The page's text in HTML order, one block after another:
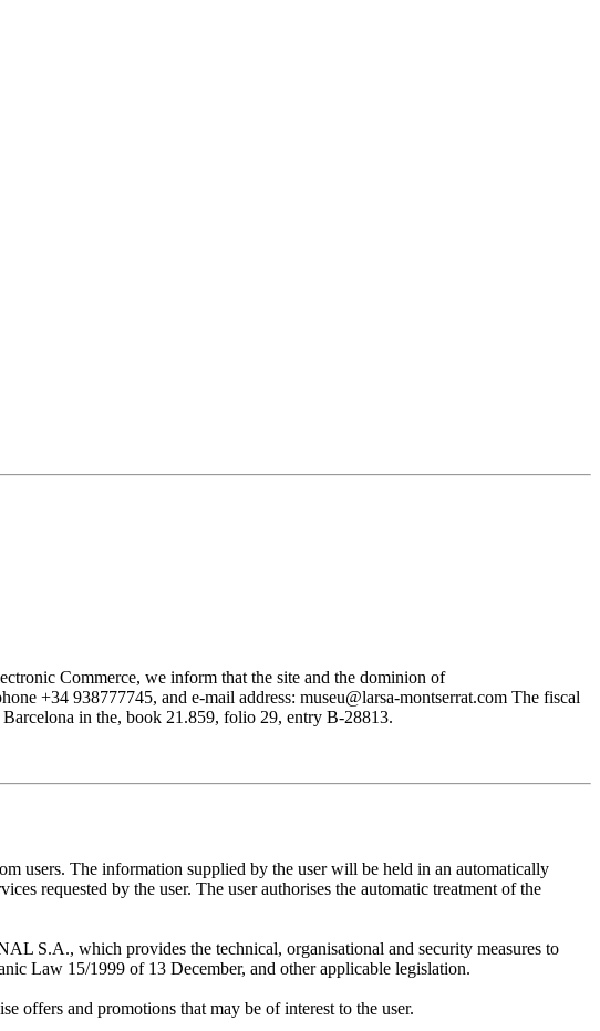
Commerce, we inform that the site and the dominion of
+34 938777745, and e-mail address: museu@larsa-montserrat.com The fiscal
in the, book 21.859, folio 29, entry B-28813.
users. The information supplied by the user will be held in an automatically
requested by the user. The user authorises the automatic treatment of the
S.A., which provides the technical, organisational and security measures to
Law 15/1999 of 13 December, and other applicable legislation.
and promotions that may be of interest to the user.